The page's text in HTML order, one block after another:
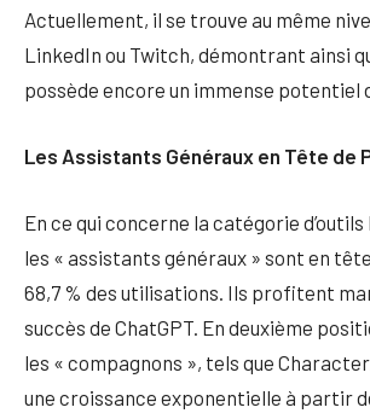
Actuellement, il se trouve au même
LinkedIn ou Twitch, démontrant ainsi
possède encore un immense potentiel
Les Assistants Généraux en Tête de
En ce qui concerne la catégorie
les « assistants généraux » sont en
68,7 % des utilisations. Ils profitent
succès de ChatGPT. En deuxième
les « compagnons », tels que
une croissance exponentielle à partir